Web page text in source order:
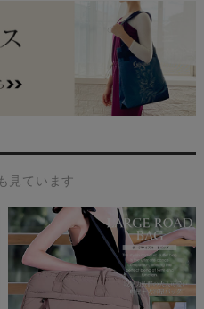
見ています